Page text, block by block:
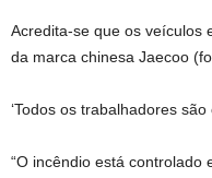
Acredita-se que os veículos
da marca chinesa Jaecoo
‘Todos os trabalhadores
“O incêndio está controlado